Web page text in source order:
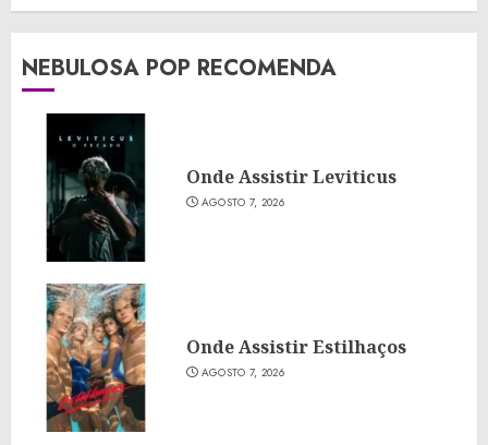
NEBULOSA POP RECOMENDA
Onde Assistir Leviticus
AGOSTO 7, 2026
Onde Assistir Estilhaços
AGOSTO 7, 2026